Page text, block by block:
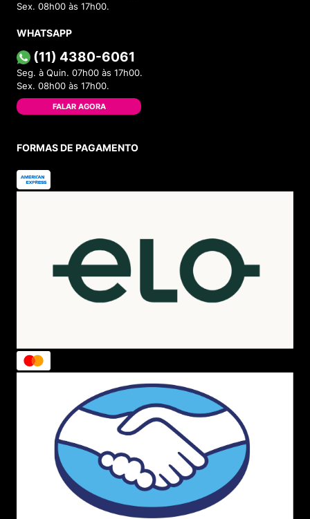
Sex. 08h00 às 17h00.
WHATSAPP
(11) 4380-6061
Seg. à Quin. 07h00 às 17h00.
Sex. 08h00 às 17h00.
FALAR AGORA
FORMAS DE PAGAMENTO